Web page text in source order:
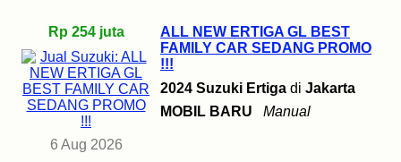
Rp 254 juta
6 Aug 2026
ALL NEW ERTIGA GL BEST
FAMILY CAR SEDANG PROMO
!!!
2024 Suzuki Ertiga di Jakarta
MOBIL BARU
Manual